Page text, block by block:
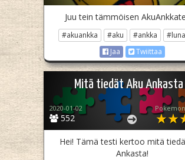
Juu tein tämmöisen
#akuankka #aku #ankka
Jaa
Twiittaa
Mitä tiedät Aku Ankasta
552
2020-01-02
Hei! Tämä testi kertoo mitä
Ankasta!